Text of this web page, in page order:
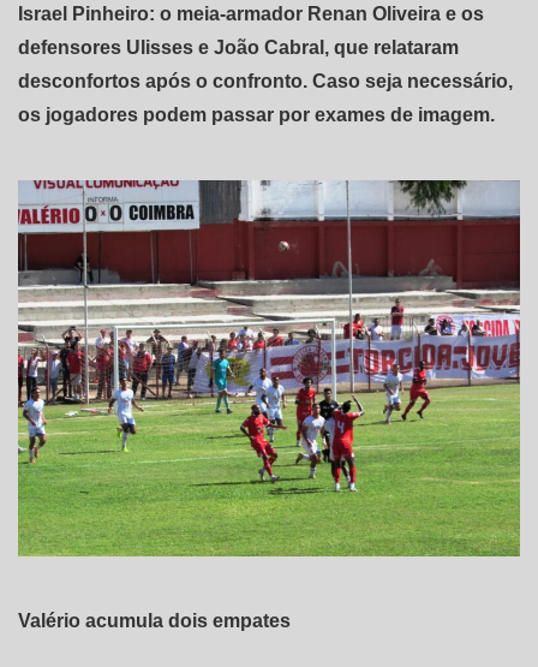
Israel Pinheiro: o meia-armador Renan Oliveira e os
defensores Ulisses e João Cabral, que relataram
desconfortos após o confronto. Caso seja necessário,
os jogadores podem passar por exames de imagem.
Valério acumula dois empates